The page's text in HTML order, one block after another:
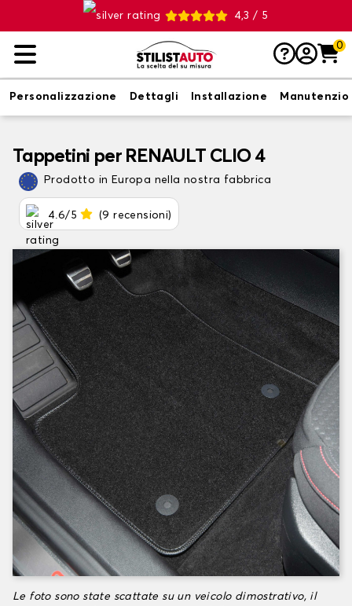
4,3 / 5
0
Personalizzazione Dettagli Installazione
Tappetini per RENAULT CLIO 4
Prodotto in Europa nella nostra fabbrica
4.6/5 (9 recensioni)
Le foto sono state scattate su un veicolo dimostrativo, il